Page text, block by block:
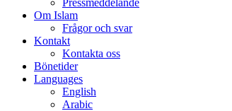
Pressmeddelande
Om Islam
Frågor och svar
Kontakt
Kontakta oss
Bönetider
Languages
English
Arabic